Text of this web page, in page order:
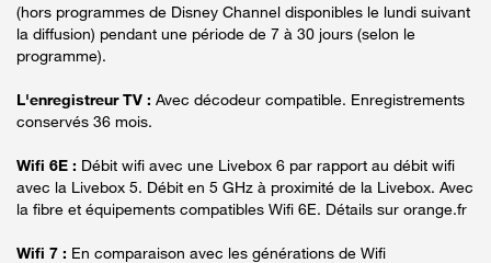
(hors programmes de Disney Channel disponibles le lundi suivant
la diffusion) pendant une période de 7 à 30 jours (selon le
programme).
L'enregistreur TV : Avec décodeur compatible. Enregistrements
conservés 36 mois.
Wifi 6E : Débit wifi avec une Livebox 6 par rapport au débit wifi
avec la Livebox 5. Débit en 5 GHz à proximité de la Livebox. Avec
la fibre et équipements compatibles Wifi 6E. Détails sur orange.fr
Wifi 7 : En comparaison avec les générations de Wifi